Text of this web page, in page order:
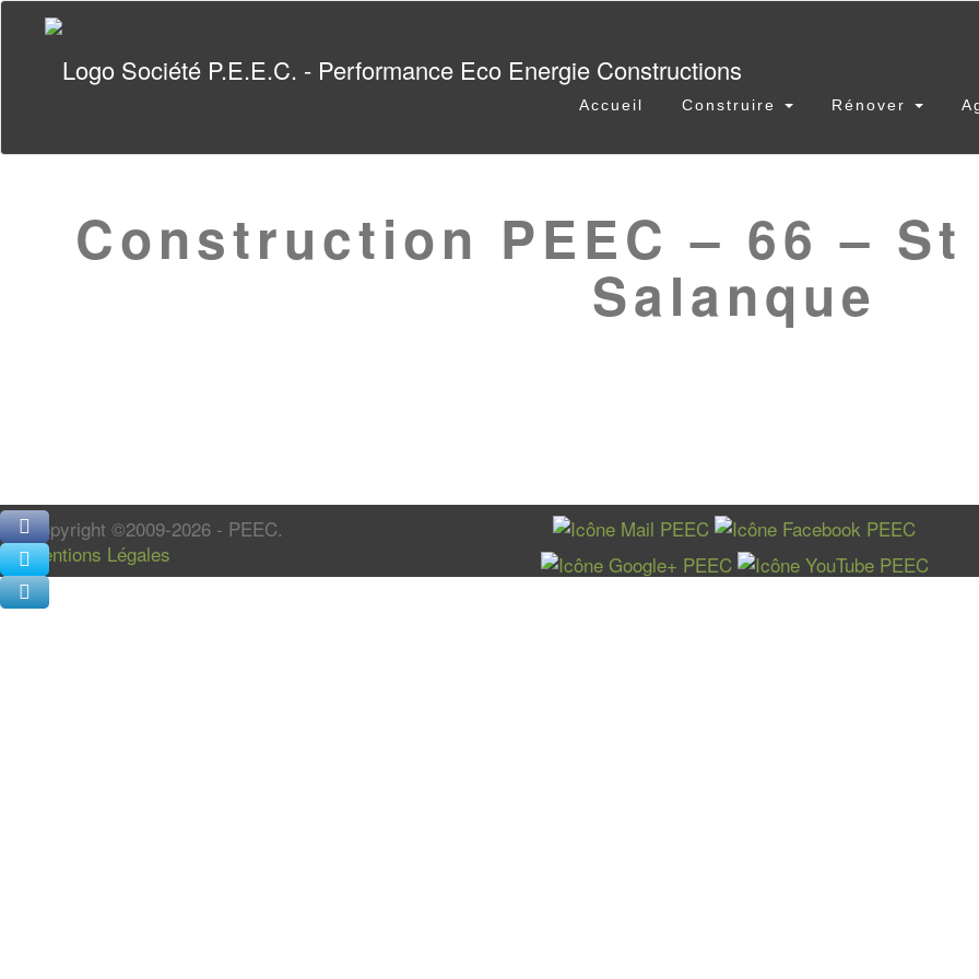
Accueil Construire Rénover
Construction PEEC – 66 –
Salanque
Copyright ©2009-2026 - PEEC.
Mentions Légales